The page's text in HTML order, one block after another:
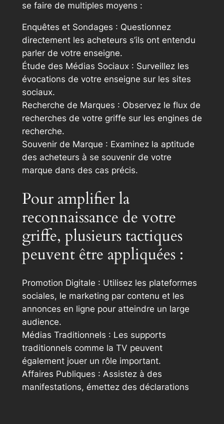
se faire de multiples moyens :
Enquêtes et Sondages : Questionnez
directement les acheteurs s’ils ont entendu
parler de votre enseigne.
Étude des Médias Sociaux : Surveillez les
évocations de votre enseigne sur les sites
sociaux.
Recherche de Marques : Observez le flux de
recherches de votre griffe sur les engines de
recherche.
Souvenir de Marque : Examinez la aptitude
des acheteurs à se souvenir de votre
marque dans des cas précis.
Pour amplifier la
reconnaissance de votre
griffe, plusieurs tactiques
peuvent être appliquées :
Promotion Digitale : Utilisez les plateformes
sociales, le marketing par contenu et les
annonces en ligne pour atteindre un large
audience.
Médias Traditionnels : Les supports
traditionnels comme la TV peuvent
également jouer un rôle important.
Affaires Publiques : Assistez à des
manifestations, émettez des déclarations